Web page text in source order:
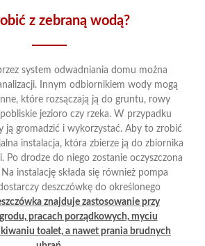
z zebraną wodą?
system odwadniania domu można
Innym odbiornikiem wody mogą
które rozsączają ją do gruntu, rowy
jezioro czy rzeka. W przypadku
ją gromadzić i wykorzystać. Aby to zrobić
instalacja, która zbierze ją do zbiornika
Po drodze do niego zostanie oczyszczona
instalację składa się również pompa
deszczówkę do określonego
znajduje zastosowanie przy
pracach porządkowych, myciu
toalet, a nawet prania brudnych